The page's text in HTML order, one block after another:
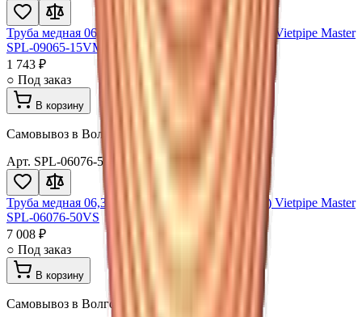
Труба медная 06,35x0,61x15000мм (1/4"х0,024") Vietpipe Master
SPL-09065-15VM
1 743 ₽
○ Под заказ
В корзину
Самовывоз в Волгограде · доставка
Арт. SPL-06076-50VS
Труба медная 06,35x0,61x15000мм (1/4"х0,024") Vietpipe Master
SPL-06076-50VS
7 008 ₽
○ Под заказ
В корзину
Самовывоз в Волгограде · доставка